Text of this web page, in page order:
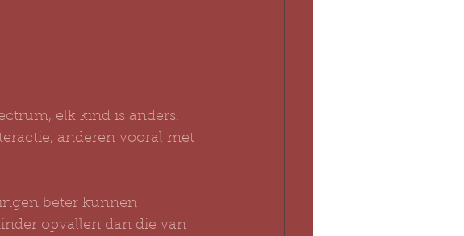
elk kind is anders.
anderen vooral met
beter kunnen
opvallen dan die van